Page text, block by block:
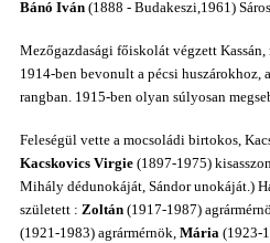
Bánó Iván (1888 - Budakeszi,1961)
Mezőgazdasági főiskolát végzett
1914-ben bevonult a pécsi
rangban. 1915-ben olyan súlyosan
Feleségül vette a mocsoládi birtokos,
Kacskovics Virgie (1897-1975)
Mihály dédunokáját, Sándor unokáját.)
született : Zoltán (1917-1987)
(1921-1983) agrármérnök, Mária (1923-